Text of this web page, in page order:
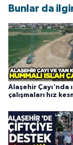
Bunlar da
Alaşehir Çayı'nda
çalışmaları hız